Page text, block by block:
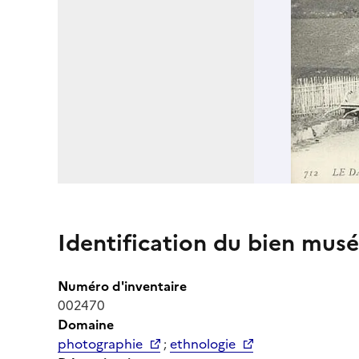
Identification du bien
Numéro d'inventaire
002470
Domaine
photographie
;ethnologie